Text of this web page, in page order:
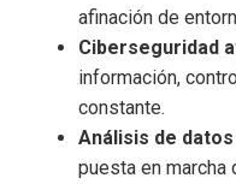
afinación de
Ciberseguridad
información,
constante.
Análisis de
puesta en marcha